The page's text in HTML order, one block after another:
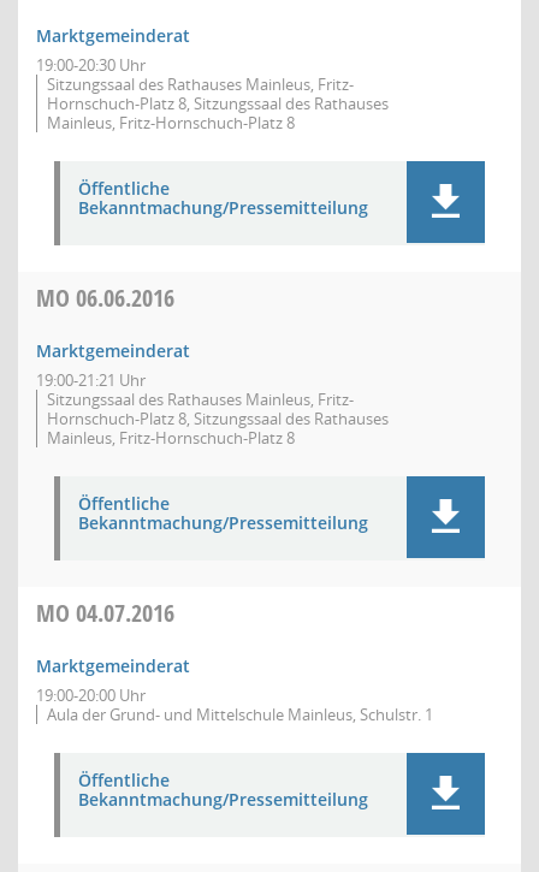
Marktgemeinderat
19:00-20:30 Uhr
Sitzungssaal des Rathauses Mainleus, Fritz-
Hornschuch-Platz 8, Sitzungssaal des Rathauses
Mainleus, Fritz-Hornschuch-Platz 8
Öffentliche
Bekanntmachung/Pressemitteilung
MO 06.06.2016
Marktgemeinderat
19:00-21:21 Uhr
Sitzungssaal des Rathauses Mainleus, Fritz-
Hornschuch-Platz 8, Sitzungssaal des Rathauses
Mainleus, Fritz-Hornschuch-Platz 8
Öffentliche
Bekanntmachung/Pressemitteilung
MO 04.07.2016
Marktgemeinderat
19:00-20:00 Uhr
Aula der Grund- und Mittelschule Mainleus, Schulstr. 1
Öffentliche
Bekanntmachung/Pressemitteilung